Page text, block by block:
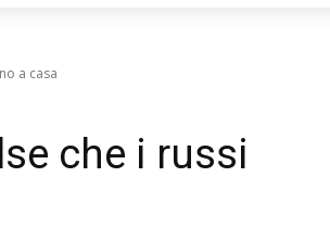
a casa
che i russi